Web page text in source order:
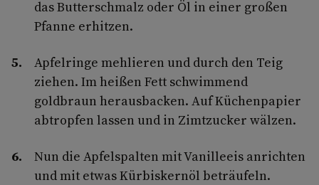
das Butterschmalz oder Öl in einer großen
Pfanne erhitzen.
Apfelringe mehlieren und durch den Teig
ziehen. Im heißen Fett schwimmend
goldbraun herausbacken. Auf Küchenpapier
abtropfen lassen und in Zimtzucker wälzen.
Nun die Apfelspalten mit Vanilleeis anrichten
und mit etwas Kürbiskernöl beträufeln.